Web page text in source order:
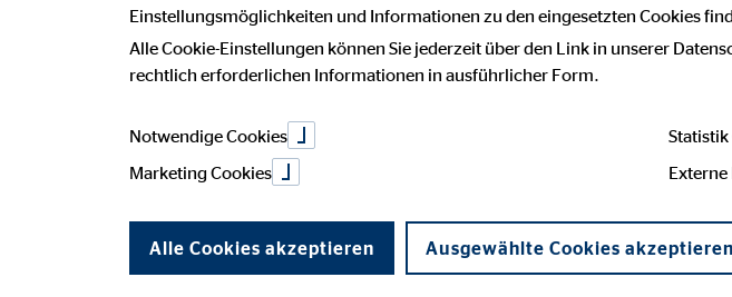
und Teamgeist!
Suchst du einen Job, der
Selbstbestimmung und
Einstellungsmöglichkeiten und Informationen zu den eingesetzten Cookies
Alle Cookie-Einstellungen können Sie jederzeit über den Link in unserer
rechtlich erforderlichen Informationen in ausführlicher Form.
Notwendige Cookies
Statistik
Marketing Cookies
Externe
Alle Cookies akzeptieren Ausgewählte Cookies akzeptieren